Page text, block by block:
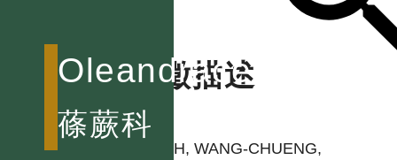
Oleandraceae
蓧蕨科
特徵描述
作者
SHIEH, WANG-CHUENG,